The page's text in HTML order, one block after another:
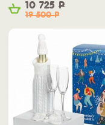
10 725 Р
19 500Р